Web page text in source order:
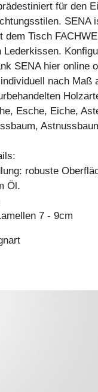
für den
SENA
dem Tisch
Lederkissen.
SENA hier online
nach Maß
Esche, Eiche,
robuste
Öl.
7 - 9cm